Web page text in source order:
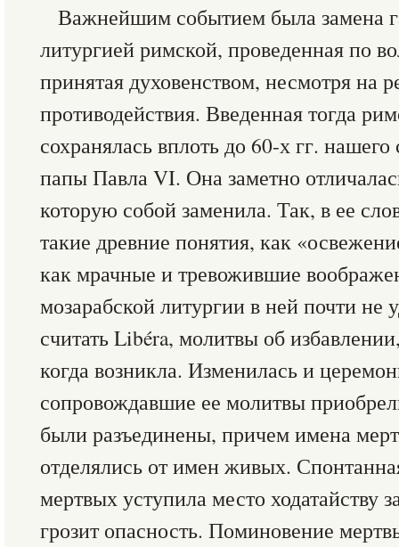
Важнейшим событием была замена
литургией римской, проведенная по
принятая духовенством, несмотря на
противодействия. Введенная тогда
сохранялась вплоть до 60-х гг.
папы Павла VI. Она заметно
которую собой заменила. Так, в ее
такие древние понятия, как
как мрачные и тревожившие
мозарабской литургии в ней почти не
считать Libéra, молитвы об
когда возникла. Изменилась и
сопровождавшие ее молитвы
были разъединены, причем имена
отделялись от имен живых.
мертвых уступила место
грозит опасность. Поминовение